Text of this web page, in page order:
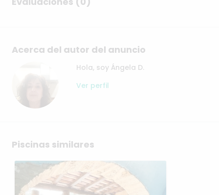
Acerca del autor del anuncio
Hola, soy Ángela D.
Ver perfil
Piscinas similares